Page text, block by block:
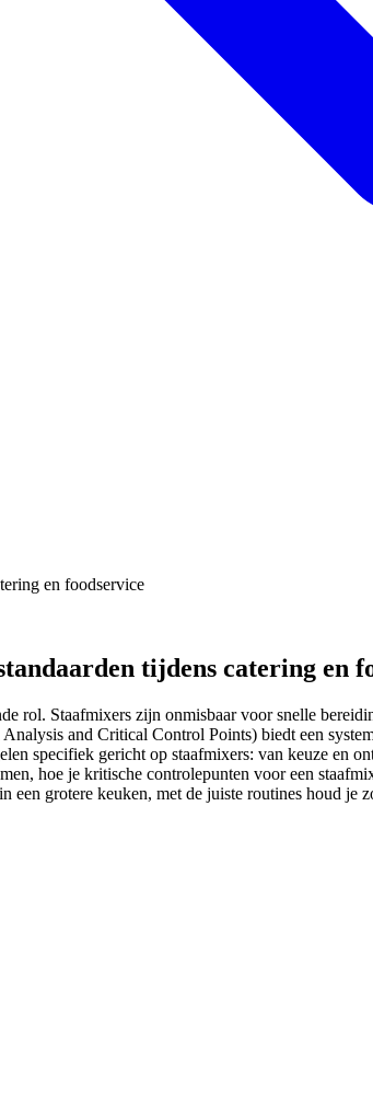
en foodservice
tijdens catering en
rol. Staafmixers zijn onmisbaar voor snelle
and Critical Control Points) biedt een
specifiek gericht op staafmixers: van keuze en
hoe je kritische controlepunten voor een
grotere keuken, met de juiste routines houd je